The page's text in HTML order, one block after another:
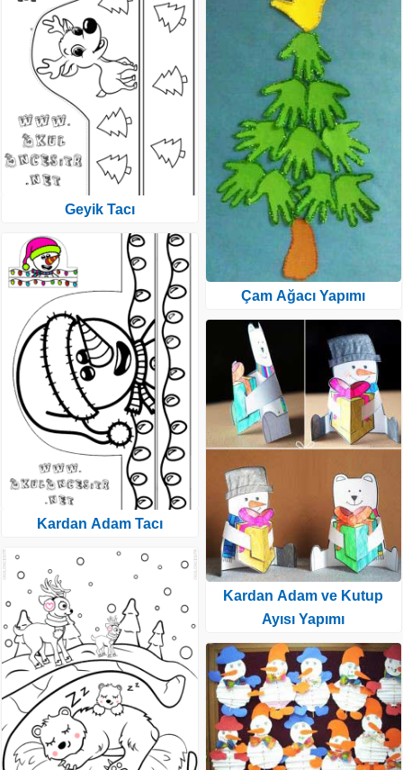
Geyik Tacı
Kardan Adam Tacı
Çam Ağacı Yapımı
Kardan Adam ve Kutup
Ayısı Yapımı